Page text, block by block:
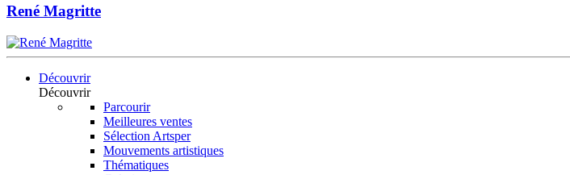
René Magritte
Découvrir
Découvrir
Parcourir
Meilleures ventes
Sélection Artsper
Mouvements artistiques
Thématiques